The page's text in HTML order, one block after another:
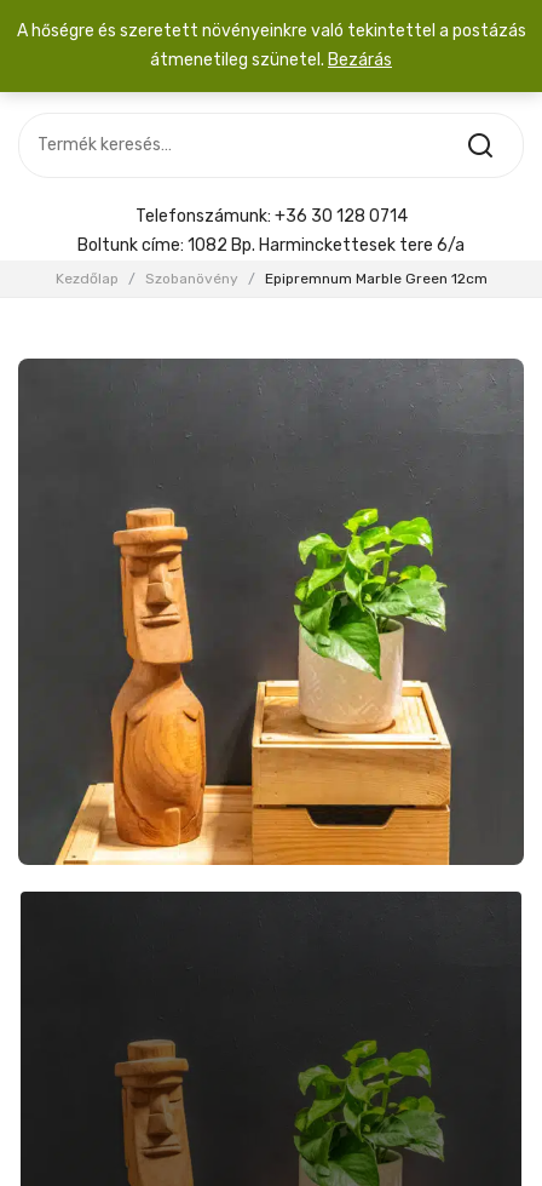
SZOBANÖVÉNY
KIEGÉSZÍTŐK
Menyasszonyi csokor
Telefonszámunk: +36 30 128 0714
Boltunk címe: 1082 Bp. Harminckettesek tere 6/a
Kezdőlap / Szobanövény / Epipremnum Marble Green 12cm
A hőségre és szeretett növényeinkre való tekintettel a postázás
átmenetileg szünetel. Bezárás